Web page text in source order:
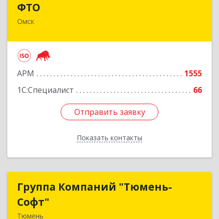
ФТО
Омск
АРМ
1555
1С:Специалист
66
Отправить заявку
Показать контакты
644042, Омская обл, Омск г, Карла Маркса пр-
Отправить заявку
Назад
Группа Компаний "Тюмень-
Софт"
Тюмень
Группа Компаний "Тюмень-